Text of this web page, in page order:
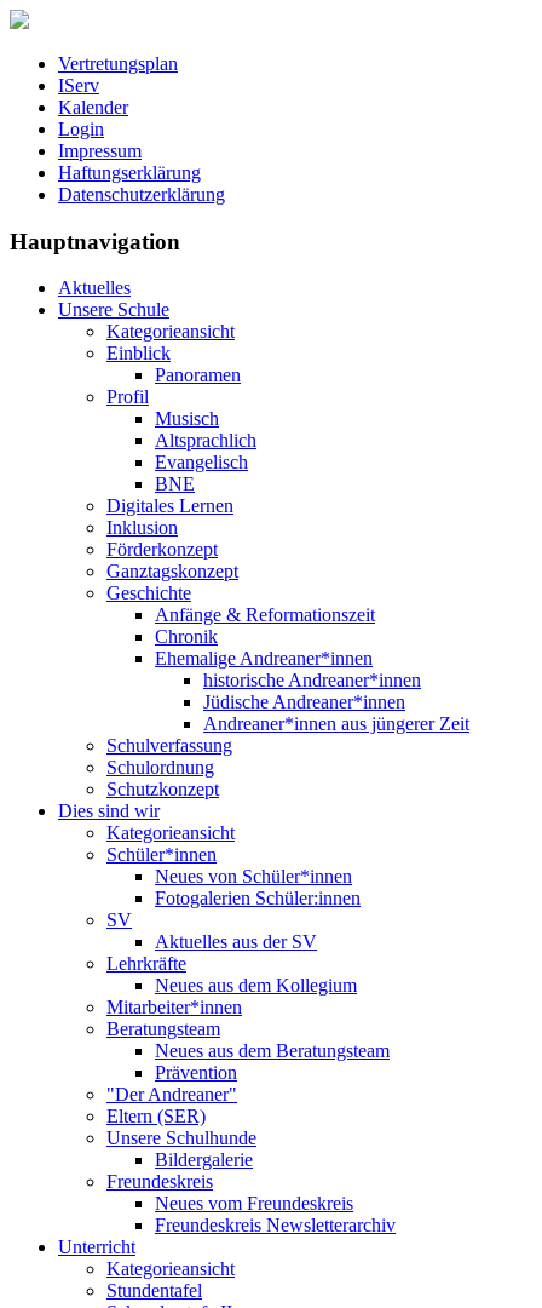
Vertretungsplan
IServ
Kalender
Login
Impressum
Haftungserklärung
Datenschutzerklärung
Hauptnavigation
Aktuelles
Unsere Schule
Kategorieansicht
Einblick
Panoramen
Profil
Musisch
Altsprachlich
Evangelisch
BNE
Digitales Lernen
Inklusion
Förderkonzept
Ganztagskonzept
Geschichte
Anfänge & Reformationszeit
Chronik
Ehemalige Andreaner*innen
historische Andreaner*innen
Jüdische Andreaner*innen
Andreaner*innen aus jüngerer Zeit
Schulverfassung
Schulordnung
Schutzkonzept
Dies sind wir
Kategorieansicht
Schüler*innen
Neues von Schüler*innen
Fotogalerien Schüler:innen
SV
Aktuelles aus der SV
Lehrkräfte
Neues aus dem Kollegium
Mitarbeiter*innen
Beratungsteam
Neues aus dem Beratungsteam
Prävention
"Der Andreaner"
Eltern (SER)
Unsere Schulhunde
Bildergalerie
Freundeskreis
Neues vom Freundeskreis
Freundeskreis Newsletterarchiv
Unterricht
Kategorieansicht
Stundentafel